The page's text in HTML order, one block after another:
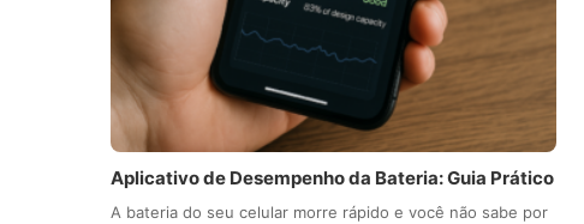
Aplicativo de Desempenho da Bateria: Guia Prático
A bateria do seu celular morre rápido e você não sabe por